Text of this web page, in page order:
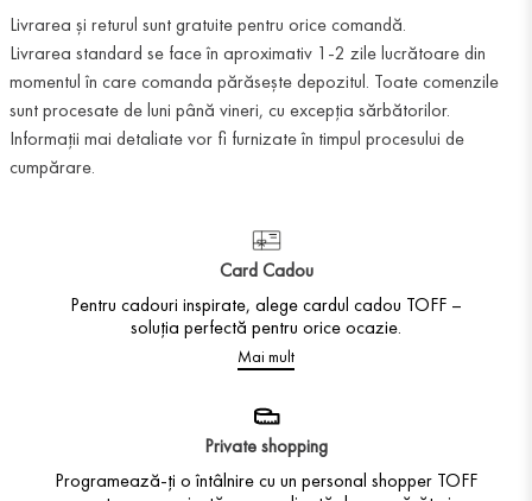
Livrarea și returul sunt gratuite pentru orice comandă.
Livrarea standard se face în aproximativ 1-2 zile lucrătoare din
momentul în care comanda părăsește depozitul. Toate comenzile
sunt procesate de luni până vineri, cu excepția sărbătorilor.
Informații mai detaliate vor fi furnizate în timpul procesului de
cumpărare.
Card Cadou
Pentru cadouri inspirate, alege cardul cadou TOFF –
soluția perfectă pentru orice ocazie.
Mai mult
Private shopping
Programează-ți o întâlnire cu un personal shopper TOFF